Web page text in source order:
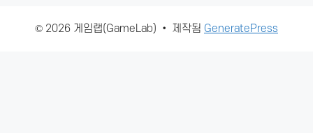
© 2026 게임랩(GameLab) • 제작됨 GeneratePress